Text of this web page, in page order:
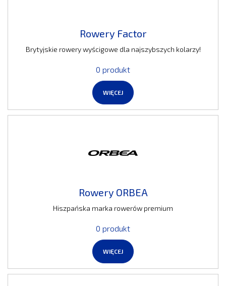
Rowery Factor
Brytyjskie rowery wyścigowe dla najszybszych kolarzy!
0 produkt
WIĘCEJ
Rowery ORBEA
Hiszpańska marka rowerów premium
0 produkt
WIĘCEJ